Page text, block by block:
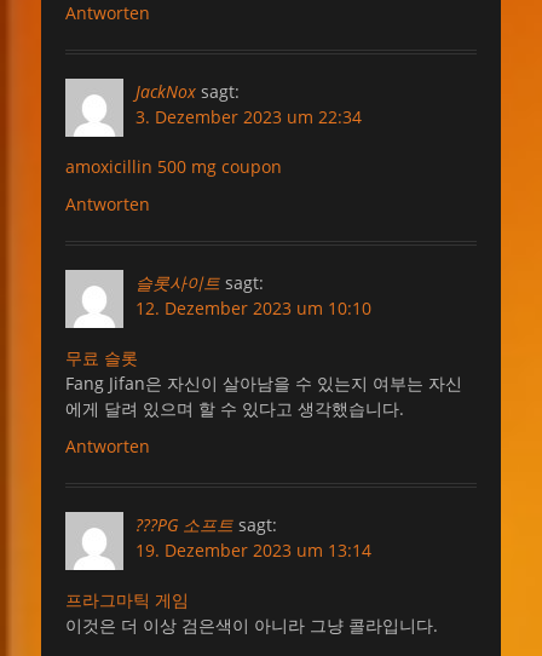
Antworten
JackNox sagt:
3. Dezember 2023 um 22:34
amoxicillin 500 mg coupon
Antworten
슬롯사이트 sagt:
12. Dezember 2023 um 10:10
무료 슬롯
Fang Jifan은 자신이 살아남을 수 있는지 여부는 자신
에게 달려 있으며 할 수 있다고 생각했습니다.
Antworten
???PG 소프트 sagt:
19. Dezember 2023 um 13:14
프라그마틱 게임
이것은 더 이상 검은색이 아니라 그냥 콜라입니다.